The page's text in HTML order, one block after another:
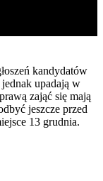
kandydatów
upadają w
zająć się mają
jeszcze przed
13 grudnia.